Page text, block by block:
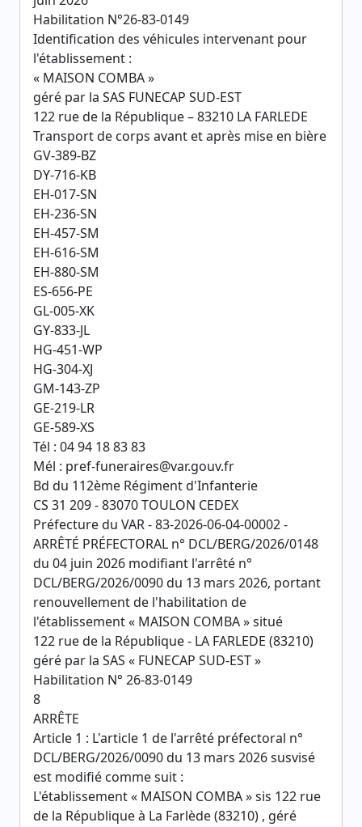
Habilitation N°26-83-0149
Identification des véhicules intervenant pour
l'établissement :
« MAISON COMBA »
géré par la SAS FUNECAP SUD-EST
122 rue de la République – 83210 LA FARLEDE
Transport de corps avant et après mise en bière
GV-389-BZ
DY-716-KB
EH-017-SN
EH-236-SN
EH-457-SM
EH-616-SM
EH-880-SM
ES-656-PE
GL-005-XK
GY-833-JL
HG-451-WP
HG-304-XJ
GM-143-ZP
GE-219-LR
GE-589-XS
Tél : 04 94 18 83 83
Mél : pref-funeraires@var.gouv.fr
Bd du 112ème Régiment d'Infanterie
CS 31 209 - 83070 TOULON CEDEX
Préfecture du VAR - 83-2026-06-04-00002 -
ARRÊTÉ PRÉFECTORAL n° DCL/BERG/2026/0148
du 04 juin 2026 modifiant l'arrêté n°
DCL/BERG/2026/0090 du 13 mars 2026, portant
renouvellement de l'habilitation de
l'établissement « MAISON COMBA » situé
122 rue de la République - LA FARLEDE (83210)
géré par la SAS « FUNECAP SUD-EST »
Habilitation N° 26-83-0149
8
ARRÊTE
Article 1 : L'article 1 de l'arrêté préfectoral n°
DCL/BERG/2026/0090 du 13 mars 2026 susvisé
est modifié comme suit :
L'établissement « MAISON COMBA » sis 122 rue
de la République à La Farlède (83210) , géré